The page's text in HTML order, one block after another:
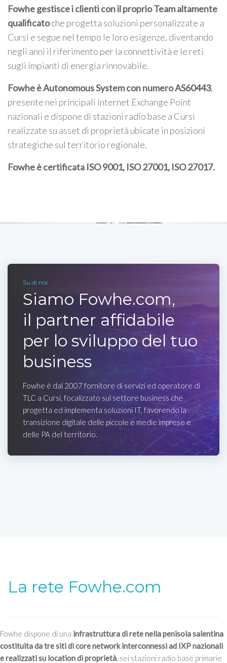
Fowhe gestisce i clienti con il proprio Team altamente
qualificatoche progetta soluzioni personalizzate a
Cursi e segue nel tempo le loro esigenze, diventando
negli anni il riferimento per la connettività e le reti
sugli impianti di energia rinnovabile.
Fowhe è Autonomous System con numero AS60443,
presente nei principali Internet Exchange Point
nazionali e dispone di stazioni radio base a Cursi
realizzate su asset di proprietà ubicate in posizioni
strategiche sul territorio regionale.
Fowhe è certificata ISO 9001, ISO 27001, ISO 27017.
Su di noi
Siamo Fowhe.com,
il partner affidabile
per lo sviluppo del tuo
business
Fowhe è dal 2007 fornitore di servizi ed operatore di
TLC a Cursi, focalizzato sul settore business che
progetta ed implementa soluzioni IT, favorendo la
transizione digitale delle piccole e medie imprese e
delle PA del territorio.
La rete Fowhe.com
Fowhe dispone di una infrastruttura di rete nella penisola salentina
costituita da tre siti di core network interconnessi ad IXP nazionali
e realizzati su location di proprietà, sei stazioni radio base primarie